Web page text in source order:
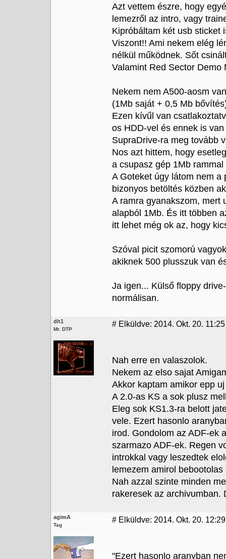
Azt vettem észre, hogy
lemezről az intro, vagy
Kipróbáltam két usb sticket
Viszont!! Ami nekem elég
nélkül működnek. Sőt
Valamint Red Sector
Nekem nem A500-aosm
(1Mb saját + 0,5 Mb
Ezen kívűl van
os HDD-vel és ennek is
SupraDrive-ra meg tovább
Nos azt hittem, hogy
a csupasz gép 1Mb
A Goteket úgy látom nem
bizonyos betöltés közben
A ramra gyanakszom, mert
alapból 1Mb. És itt többen
itt lehet még ok az, hogy
Szóval picit szomorú
akiknek 500 plusszuk van
Ja igen... Külső floppy
normálisan.
dh1
Mr. DTP
# Elküldve: 2014. Okt. 20. 11:25
Nah erre en valaszolok.
Nekem az elso sajat
Akkor kaptam amikor epp
A 2.0-as KS a sok plusz
Eleg sok KS1.3-ra belott
vele. Ezert hasonlo
irod. Gondolom az ADF-ek
szarmazo ADF-ek. Regen
introkkal vagy leszedtek
lemezem amirol
Nah azzal szinte minden
rakeresek az archivumban.
agimA
Tag
# Elküldve: 2014. Okt. 20.
"Ezert hasonlo aranyban